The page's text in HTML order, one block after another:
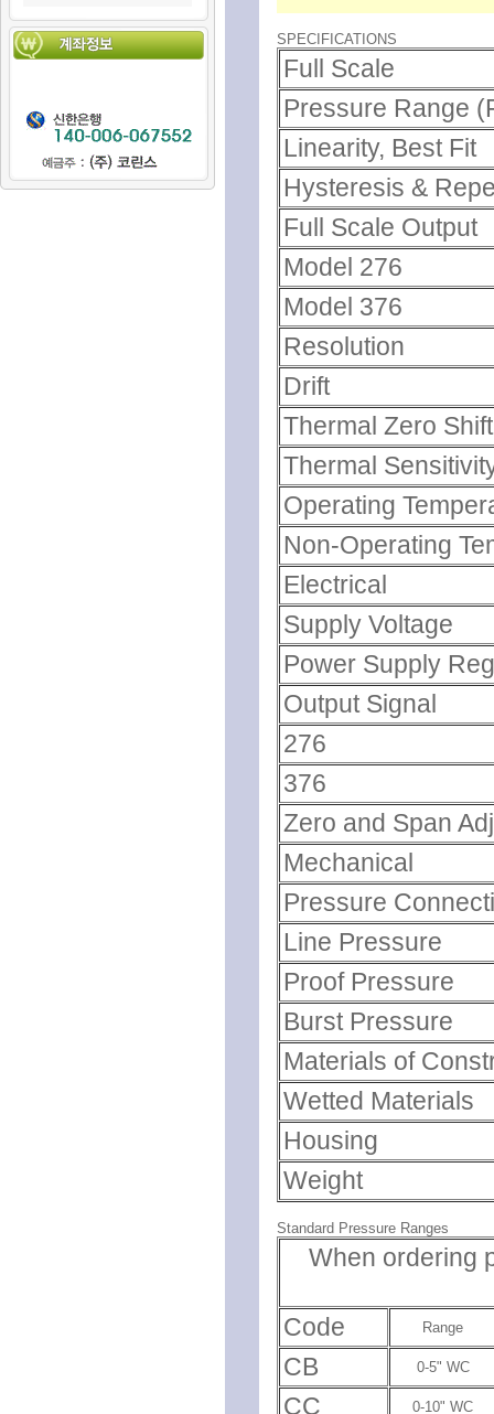
SPECIFICATIONS
Full Scale
Pressure Range
Linearity, Best Fit
Hysteresis &
Full Scale Output
Model 276
Model 376
Resolution
Drift
Thermal Zero Shift
Thermal
Operating
Non-Operating
Electrical
Supply Voltage
Power Supply
Output Signal
276
376
Zero and Span
Mechanical
Pressure
Line Pressure
Proof Pressure
Burst Pressure
Materials of
Wetted Materials
Housing
Weight
Standard Pressure Ranges
When ordering
Code Range
CB 0-5" WC
CC 0-10" WC